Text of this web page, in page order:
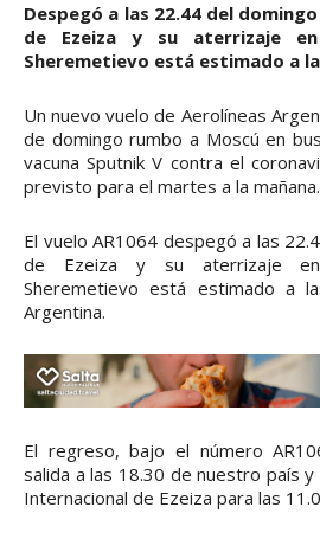
Despegó a las 22.44 del
de Ezeiza y su aterrizaje
Sheremetievo está estimado a
Un nuevo vuelo de Aerolíneas
de domingo rumbo a Moscú en
vacuna Sputnik V contra el
previsto para el martes a la mañana.
El vuelo AR1064 despegó a las
de Ezeiza y su aterrizaje
Sheremetievo está estimado a
Argentina.
El regreso, bajo el número
salida a las 18.30 de nuestro país
Internacional de Ezeiza para las